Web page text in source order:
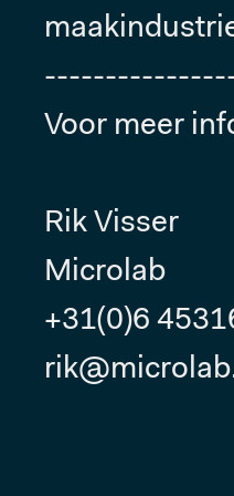
Voor meer
Rik Visser
Microlab
+31(0)6